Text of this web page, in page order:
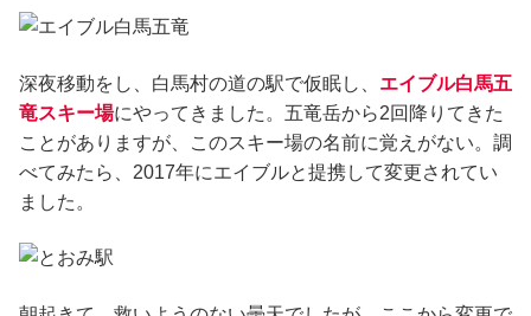
深夜移動をし、白馬村の道の駅で仮眠し、 エイブル白馬五
竜スキー場にやってきました。五竜岳から2回降りてきた
ことがありますが、このスキー場の名前に覚えがない。調
べてみたら、2017年にエイブルと提携して変更されてい
ました。